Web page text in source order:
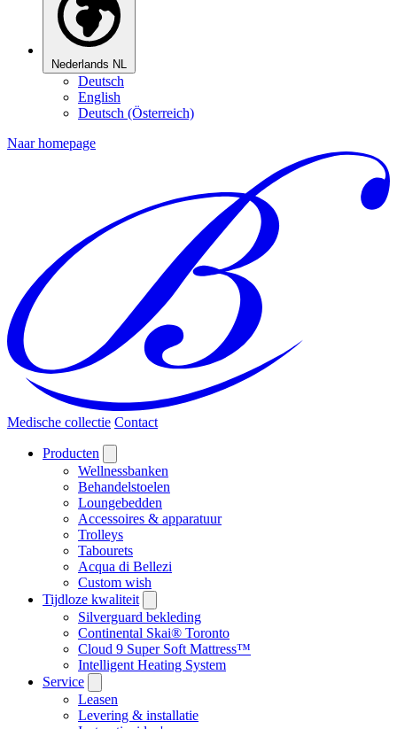
Nederlands NL
Deutsch
English
Deutsch (Österreich)
Naar homepage
Medische collectie Contact
Producten
Wellnessbanken
Behandelstoelen
Loungebedden
Accessoires & apparatuur
Trolleys
Tabourets
Acqua di Bellezi
Custom wish
Tijdloze kwaliteit
Silverguard bekleding
Continental Skai® Toronto
Cloud 9 Super Soft Mattress™
Intelligent Heating System
Service
Leasen
Levering & installatie